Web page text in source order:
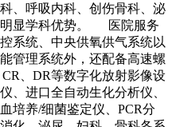
、呼吸内科、创伤骨科、泌
明显学科优势。 医院服务
系统、中央供氧供气系统以
管理系统外，还配备高速螺
、DR等数字化放射影像设
、进口全自动生化分析仪、
培养/细菌鉴定仪、PCR分